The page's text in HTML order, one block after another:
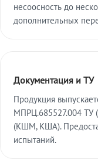
несоосность до
дополнительных
Документация и ТУ
Продукция
МПРЦ.685527.004
(КШМ, КША).
испытаний.